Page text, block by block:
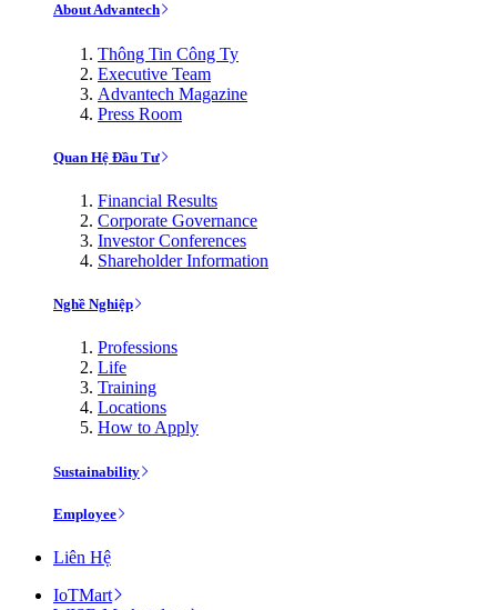
About Advantech
Thông Tin Công Ty
Executive Team
Advantech Magazine
Press Room
Quan Hệ Đầu Tư
Financial Results
Corporate Governance
Investor Conferences
Shareholder Information
Nghề Nghiệp
Professions
Life
Training
Locations
How to Apply
Sustainability
Employee
Liên Hệ
IoTMart